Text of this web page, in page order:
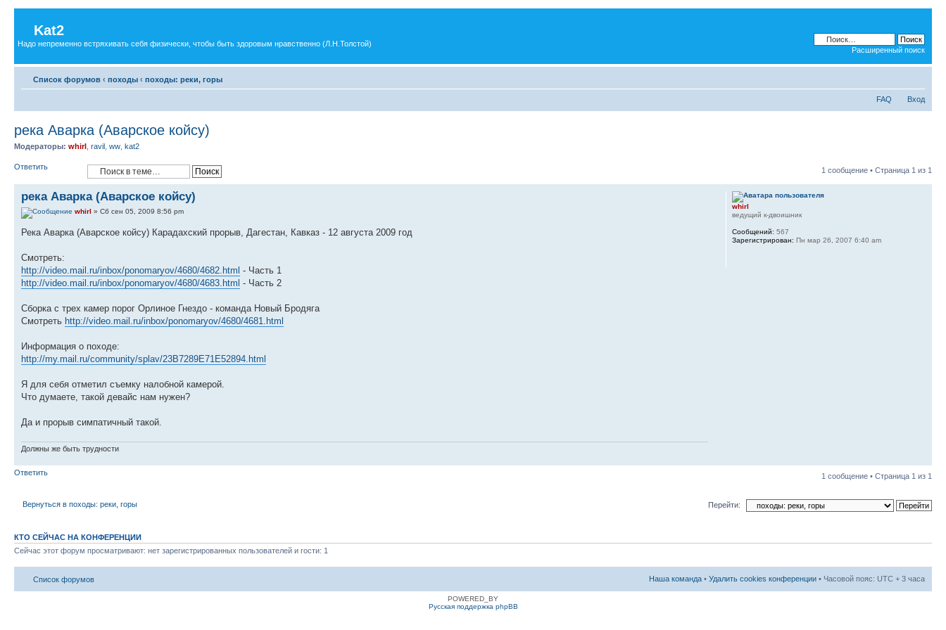
Kat2
Надо непременно встряхивать себя физически, чтобы быть здоровым нравственно (Л.Н.Толстой)
Расширенный поиск
Список форумов ‹ походы ‹ походы: реки, горы
FAQ Вход
река Аварка (Аварское койсу)
Модераторы: whirl ravil ww kat2
Ответить 1 сообщение • Страница 1 из 1
река Аварка (Аварское койсу)
whirl » Сб сен 05, 2009 8:56 pm
Река Аварка (Аварское койсу) Карадахский прорыв, Дагестан, Кавказ - 12 августа 2009 год
Смотреть:
http://video.mail.ru/inbox/ponomaryov/4680/4682.html - Часть 1
http://video.mail.ru/inbox/ponomaryov/4680/4683.html - Часть 2
Сборка с трех камер порог Орлиное Гнездо - команда Новый Бродяга
Смотреть http://video.mail.ru/inbox/ponomaryov/4680/4681.html
Информация о походе:
http://my.mail.ru/community/splav/23B7289E71E52894.html
Я для себя отметил съемку налобной камерой.
Что думаете, такой девайс нам нужен?
Да и прорыв симпатичный такой.
Должны же быть трудности
whirl
ведущий к-двоишник
Сообщений: 567
Зарегистрирован: Пн мар 26, 2007 6:40 am
Ответить 1 сообщение • Страница 1 из 1
Вернуться в походы: реки, горы Перейти:
КТО СЕЙЧАС НА КОНФЕРЕНЦИИ
Сейчас этот форум просматривают: нет зарегистрированных пользователей и гости: 1
Список форумов Наша команда • Удалить cookies конференции • Часовой пояс: UTC + 3 часа
POWERED_BY
Русская поддержка phpBB